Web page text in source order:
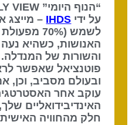
על ידיIHDS – מייצג
לשמש (70%
האנושות, כשהיא נעה
והשורות של המנדלה.
פוטנציאל שאפשר
ובעולם מסביב, וכן,
עוקב אחר
האינדיבידואליים שלך,
חלק מהחוויה האישית